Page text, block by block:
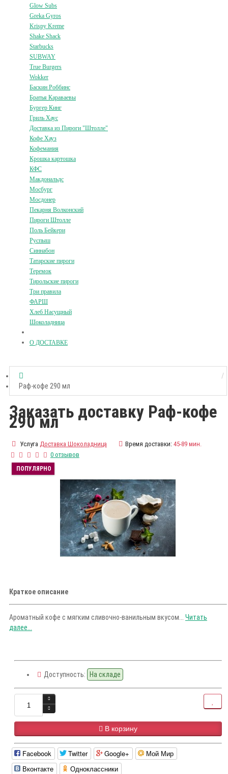
Glow Subs
Greka Gyros
Krispy Kreme
Shake Shack
Starbucks
SUBWAY
True Burgers
Wokker
Баскин Роббинс
Братья Караваевы
Бургер Кинг
Гриль Хаус
Доставка из Пироги "Штолле"
Кофе Хауз
Кофемания
Крошка картошка
КФС
Макдональдс
Мосбург
Мосдонер
Пекарня Волконский
Пироги Штолле
Поль Бейкери
Руспыш
Синнабон
Татарские пироги
Теремок
Тирольские пироги
Три правила
ФАРШ
Хлеб Насущный
Шоколадница
О ДОСТАВКЕ
Раф-кофе 290 мл
Заказать доставку Раф-кофе
290 мл
Услуга Доставка Шоколадница Время доставки: 45-89 мин.
0 отзывов
ПОПУЛЯРНО
Краткое описание
Ароматный кофе с мягким сливочно-ванильным вкусом... Читать
далее...
Доступность: На складе
В корзину
Facebook Twitter Google+
Мой Мир
Вконтакте
Одноклассники